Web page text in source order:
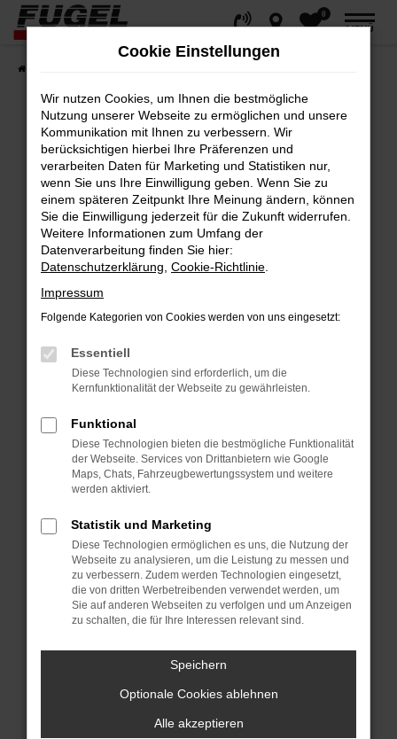
Zum
Hauptinhalt
springen
0
MENÜ
Fehler: Network Error
Beim Laden ist ein Fehler aufgetreten.
Hier sind ein paar Tipps, die dir helfen können:
Überprüfe deine Firewall und deine
Internetverbindung.
Laden andere Webseiten, zum Beispiel
deine Suchmaschine?
Prüfe deine Browsererweiterungen.
Manche Erweiterungen, wie Werbeblocker,
können das Laden bestimmter Seiten
anderen Browser oder in einem privaten
Fenster?
Starte dein Gerät neu.
vorübergehende Probleme zu beheben.
Stelle sicher, dass dein Browser und dein
Betriebssystem auf dem neuesten Stand
sind.
Veraltete Software birgt nicht nur ein
führen, dass bestimmte Funktionen nicht
Wende dich an den Webseitenbetreiber.
Wenn du alle oben genannten Schritte
Cookie Einstellungen
Wir nutzen Cookies, um Ihnen die bestmögliche
Nutzung unserer Webseite zu ermöglichen und unsere
Kommunikation mit Ihnen zu verbessern. Wir
berücksichtigen hierbei Ihre Präferenzen und
verarbeiten Daten für Marketing und Statistiken nur,
wenn Sie uns Ihre Einwilligung geben. Wenn Sie zu
einem späteren Zeitpunkt Ihre Meinung ändern, können
Sie die Einwilligung jederzeit für die Zukunft widerrufen.
Weitere Informationen zum Umfang der
Datenverarbeitung finden Sie hier:
Datenschutzerklärung Cookie-Richtlinie
Impressum
Folgende Kategorien von Cookies werden von uns eingesetzt:
Essentiell
Diese Technologien sind erforderlich, um die
Kernfunktionalität der Webseite zu gewährleisten.
Funktional
Diese Technologien bieten die bestmögliche Funktionalität
der Webseite. Services von Drittanbietern wie Google
Maps, Chats, Fahrzeugbewertungssystem und weitere
werden aktiviert.
Statistik und Marketing
Diese Technologien ermöglichen es uns, die Nutzung der
Webseite zu analysieren, um die Leistung zu messen und
zu verbessern. Zudem werden Technologien eingesetzt,
die von dritten Werbetreibenden verwendet werden, um
Sie auf anderen Webseiten zu verfolgen und um Anzeigen
zu schalten, die für Ihre Interessen relevant sind.
Speichern
Optionale Cookies ablehnen
Alle akzeptieren